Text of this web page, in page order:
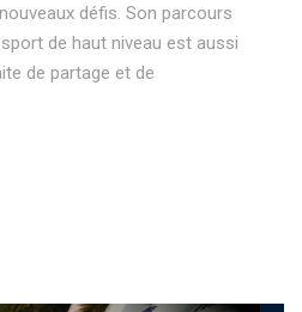
défis. Son parcours
de haut niveau est aussi
de partage et de